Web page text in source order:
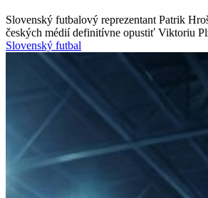
Slovenský futbalový reprezentant Patrik
českých médií definitívne opustiť Viktoriu
Slovenský futbal